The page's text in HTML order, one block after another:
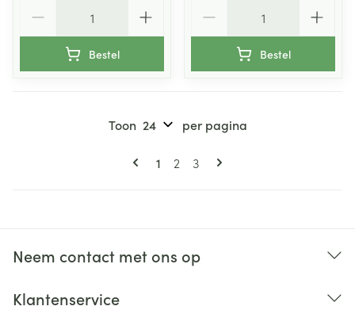
Bestel Bestel
Pagina's
U lees momenteel pagina
1 Pagina
2 Pagina
3
Toon per pagina
Neem contact met ons op
Klantenservice